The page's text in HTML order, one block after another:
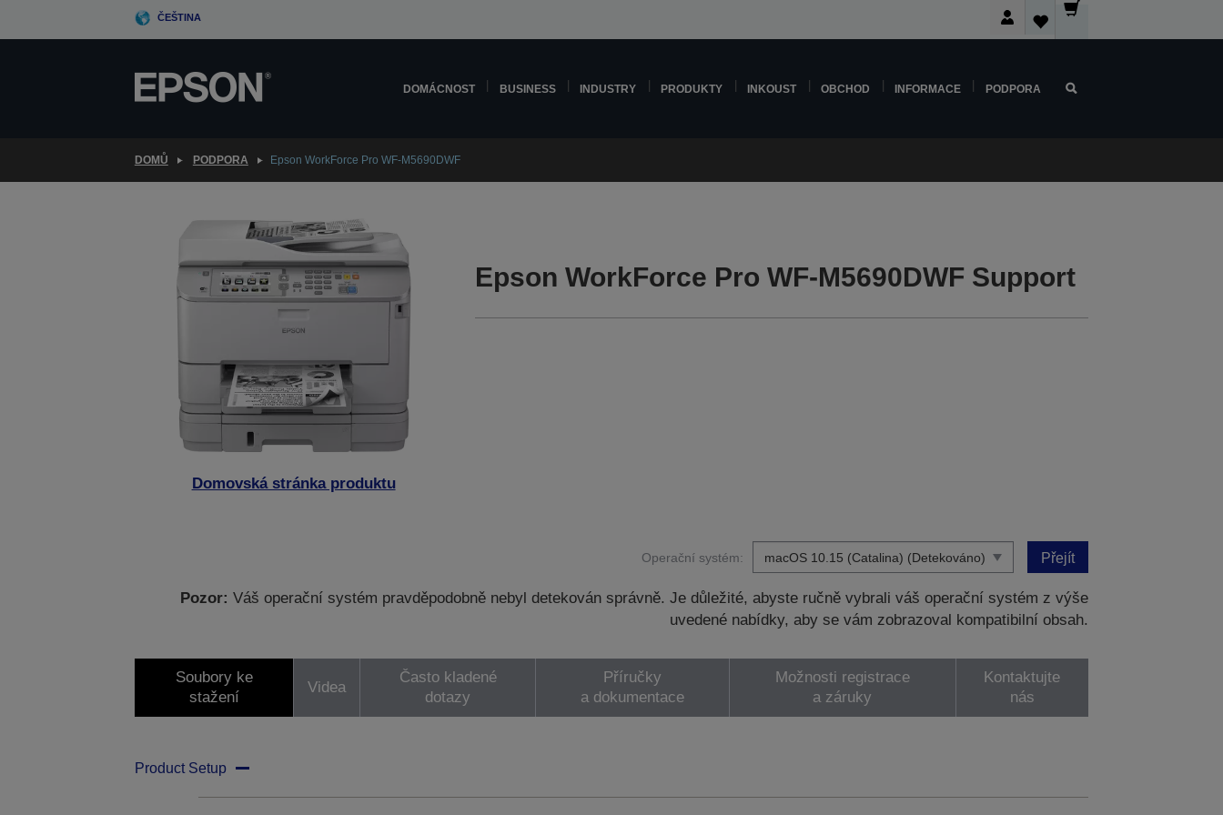
ČEŠTINA
DOMÁCNOST BUSINESS INDUSTRY PRODUKTY INKOUST OBCHOD INFORMACE PODPORA
DOMŮ PODPORA Epson WorkForce Pro WF-M5690DWF
Domovská stránka produktu
Epson WorkForce Pro WF-M5690DWF Support
Operační systém: Přejít
Pozor: Váš operační systém pravděpodobně nebyl detekován správně. Je důležité, abyste ručně vybrali váš operační systém z výše
uvedené nabídky, aby se vám zobrazoval kompatibilní obsah.
Soubory ke
stažení
Videa
Často kladené
dotazy
Příručky
a dokumentace
Možnosti registrace
a záruky
Kontaktujte
nás
Product Setup